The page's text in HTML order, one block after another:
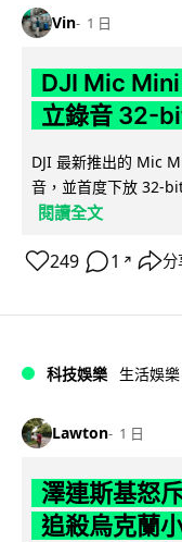
Vin 1 日
DJI Mic
立錄音 32-
DJI 最新推出的 Mic
音，並首度下放 32-
閱讀全文
249 1 ↗ 分
科技娛樂 生活娛樂
Lawton 1 日
澤連斯基怒
追殺烏克蘭